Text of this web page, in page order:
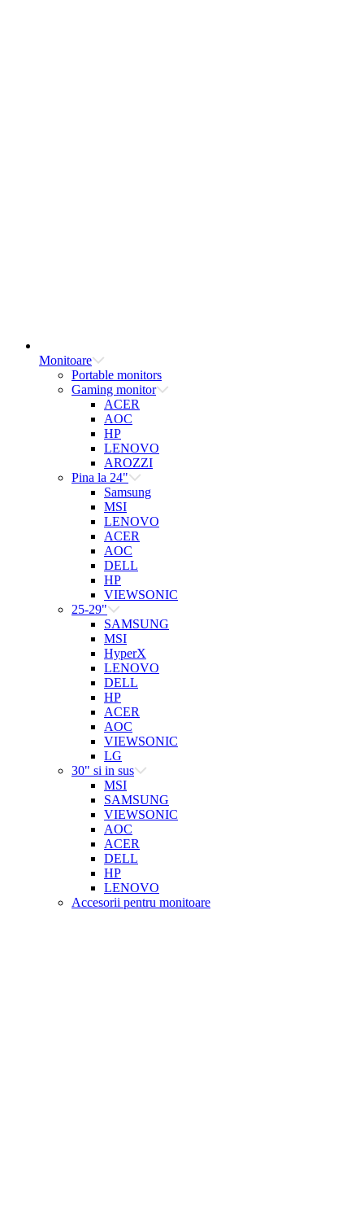
Monitoare
Portable monitors
Gaming monitor
ACER
AOC
HP
LENOVO
AROZZI
Pina la 24"
Samsung
MSI
LENOVO
ACER
AOC
DELL
HP
VIEWSONIC
25-29"
SAMSUNG
MSI
HyperX
LENOVO
DELL
HP
ACER
AOC
VIEWSONIC
LG
30" si in sus
MSI
SAMSUNG
VIEWSONIC
AOC
ACER
DELL
HP
LENOVO
Accesorii pentru monitoare